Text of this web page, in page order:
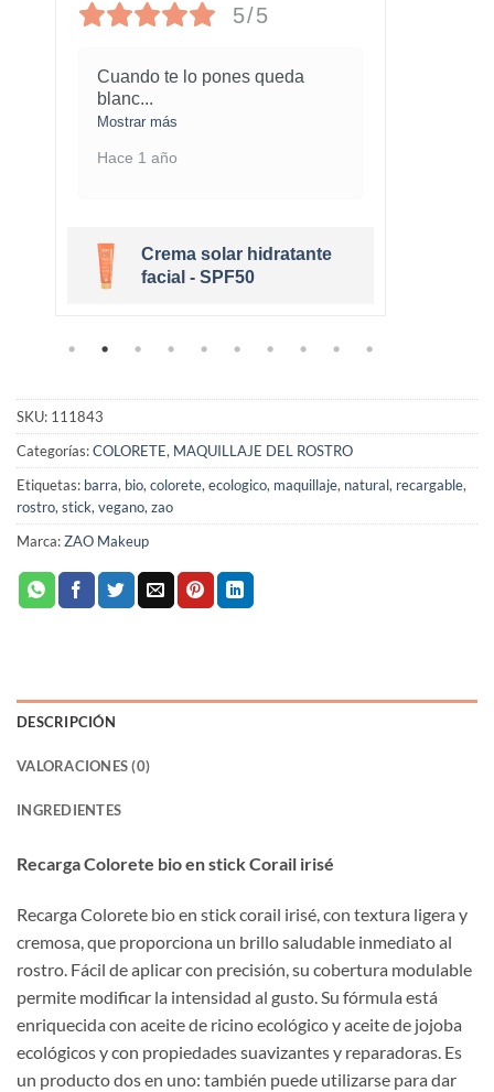
5/5
Cuando te lo pones queda
blanc...
Mostrar más
Hace 1 año
Crema solar hidratante
facial - SPF50
SKU: 111843
Categorías:COLORETE, MAQUILLAJE DEL ROSTRO
Etiquetas: barra, bio,colorete,ecologico, maquillaje, natural, recargable,
rostro,stick,vegano,zao
Marca:ZAO Makeup
DESCRIPCIÓN
VALORACIONES (0)
INGREDIENTES
Recarga Colorete bio en stick Corail irisé
Recarga Colorete bio en stick corail irisé, con textura ligera y
cremosa, que proporciona un brillo saludable inmediato al
rostro. Fácil de aplicar con precisión, su cobertura modulable
permite modificar la intensidad al gusto. Su fórmula está
enriquecida con aceite de ricino ecológico y aceite de jojoba
ecológicos y con propiedades suavizantes y reparadoras. Es
un producto dos en uno: también puede utilizarse para dar